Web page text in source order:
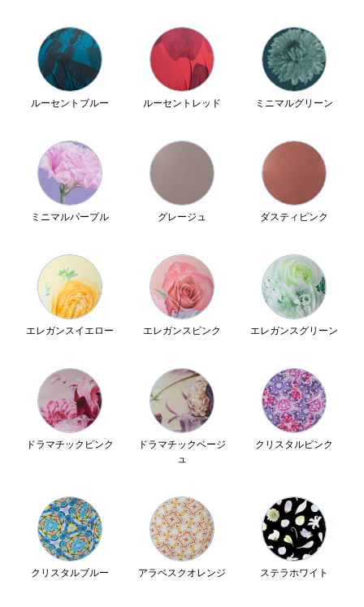
ルーセントブルー ルーセントレッド ミニマルグリーン
ミニマルパープル グレージュ ダスティピンク
エレガンスイエロー エレガンスピンク エレガンスグリーン
ドラマチックピンク
ドラマチックベージ
ュ
クリスタルピンク
クリスタルブルー アラベスクオレンジ ステラホワイト